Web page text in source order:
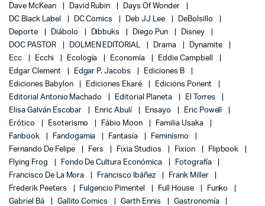
Dave McKean
David Rubin
Days Of Wonder
DC Black Label
DC Comics Deb JJ Lee
DeBolsillo
Deporte
Diábolo Dibbuks Diego Pun
Disney
DOC PASTOR
DOLMEN EDITORIAL Drama
Dynamite
Ecc
Ecchi Ecología Economía
Eddie Campbell
Edgar Clement
Edgar P. Jacobs
Ediciones B
Ediciones Babylon
Ediciones Ekaré
Edicions Ponent
Editorial Antonio Machado
Editorial Planeta
El Torres
Elisa Galván Escobar
Enric Abulí Ensayo
Eric Powell
Erótico
Esoterismo Fábio Moon
Familia Usaka
Fanbook
Fandogamia Fantasía
Feminismo
Fernando De Felipe
Fers Fixia Studios Fixion
Flipbook
Flying Frog
Fondo De Cultura Económica
Fotografía
Francisco De La Mora
Francisco Ibáñez
Frank Miller
Frederik Peeters
Fulgencio Pimentel Full House
Funko
Gabriel Bá
Gallito Comics Garth Ennis
Gastronomía